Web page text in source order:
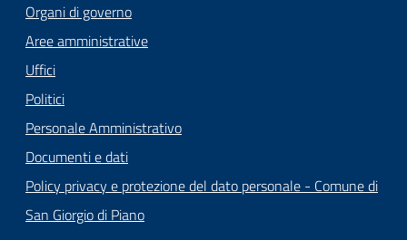
Organi di governo
Aree amministrative
Uffici
Politici
Personale Amministrativo
Documenti e dati
Policy privacy e protezione del dato personale - Comune di
San Giorgio di Piano